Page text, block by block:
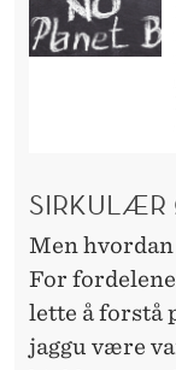
SIRKULÆR
Men
For
lette å forstå
jaggu være